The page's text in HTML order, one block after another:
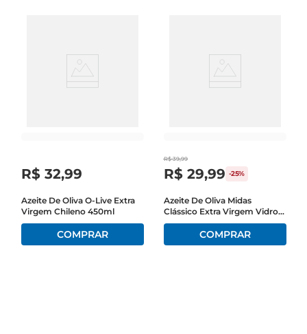
R$ 32,99
Azeite De Oliva O-Live Extra
Virgem Chileno 450ml
R$ 39,99
R$ 29,99 -25%
Azeite De Oliva Midas
Clássico Extra Virgem Vidro
500ml